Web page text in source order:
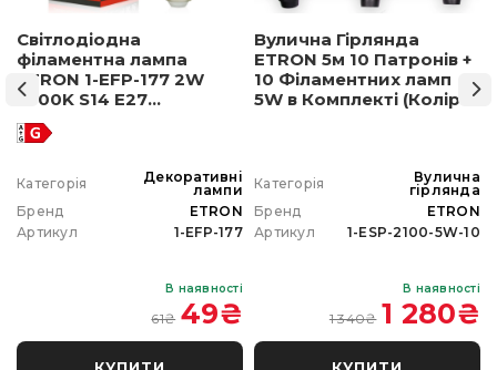
Світлодіодна
філаментна лампа
ETRON 1-EFP-177 2W
2500K S14 E27
позолочене скло
Категорія
Декоративні
лампи
Бренд
ETRON
Артикул
1-EFP-177
В наявності
61₴ 49₴
КУПИТИ
Вулична Гірлянда
ETRON 5м 10 Патронів +
10 Філаментних ламп
5W в Комплекті (Колір
Категорія
Вулична
гірлянда
Бренд
ETRON
Артикул
1-ESP-2100-5W-10
В наявності
1 340₴ 1 280₴
КУПИТИ